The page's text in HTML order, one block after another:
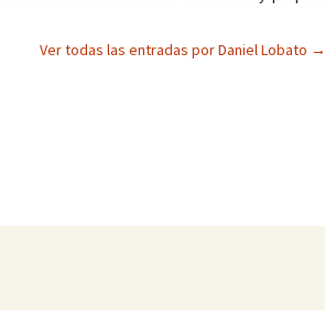
Ver todas las entradas por Daniel Lobato →